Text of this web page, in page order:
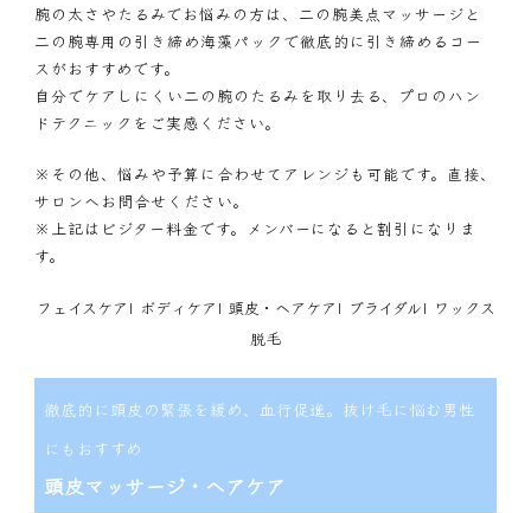
腕の太さやたるみでお悩みの方は、二の腕美点マッサージと
二の腕専用の引き締め海藻パックで徹底的に引き締めるコー
スがおすすめです。
自分でケアしにくい二の腕のたるみを取り去る、プロのハン
ドテクニックをご実感ください。
※その他、悩みや予算に合わせてアレンジも可能です。直接、
サロンへお問合せください。
※上記はビジター料金です。メンバーになると割引になりま
す。
フェイスケア | ボディケア | 頭皮・ヘアケア | ブライダル| ワックス
脱毛
徹底的に頭皮の緊張を緩め、血行促進。抜け毛に悩む男性
にもおすすめ
頭皮マッサージ・ヘアケア